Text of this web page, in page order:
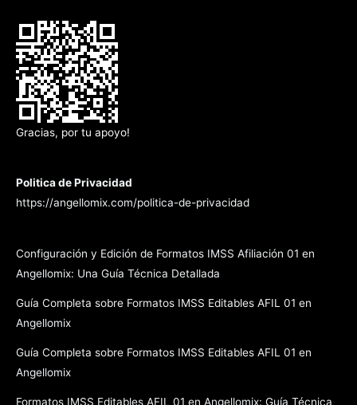
Gracias, por tu apoyo!
Politica de Privacidad
https://angellomix.com/politica-de-privacidad
Configuración y Edición de Formatos IMSS Afiliación 01 en
Angellomix: Una Guía Técnica Detallada
Guía Completa sobre Formatos IMSS Editables AFIL 01 en
Angellomix
Guía Completa sobre Formatos IMSS Editables AFIL 01 en
Angellomix
Formatos IMSS Editables AFIL 01 en Angellomix: Guía Técnica